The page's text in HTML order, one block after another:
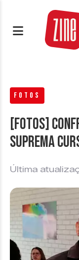
FOTOS
[FOTOS]
SUPREMA
Última